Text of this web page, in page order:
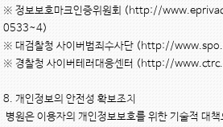
※ 정보보호마크인증위원회 (http://
0533~4)
※ 대검찰청 사이버범죄수사단 (http://
※ 경찰청 사이버테러대응센터 (http://
8. 개인정보의 안전성 확보조치